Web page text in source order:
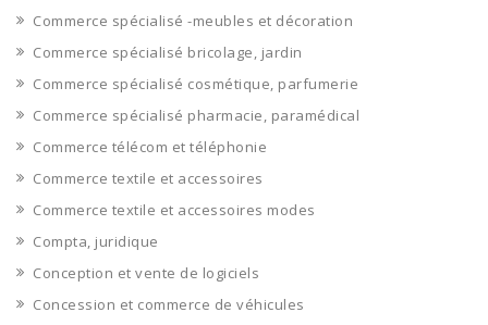
Commerce spécialisé -meubles et décoration
Commerce spécialisé bricolage, jardin
Commerce spécialisé cosmétique, parfumerie
Commerce spécialisé pharmacie, paramédical
Commerce télécom et téléphonie
Commerce textile et accessoires
Commerce textile et accessoires modes
Compta, juridique
Conception et vente de logiciels
Concession et commerce de véhicules